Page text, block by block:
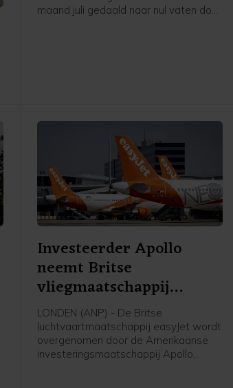
maand juli gedaald naar nul vaten door
enkel vat Saudische olie is
geïmporteerd in de VS.
Investeerder Apollo
neemt Britse
vliegmaatschappij
easyJet over
LONDEN (ANP) - De Britse
luchtvaartmaatschappij easyJet wordt
overgenomen door de Amerikaanse
investeringsmaatschappij Apollo